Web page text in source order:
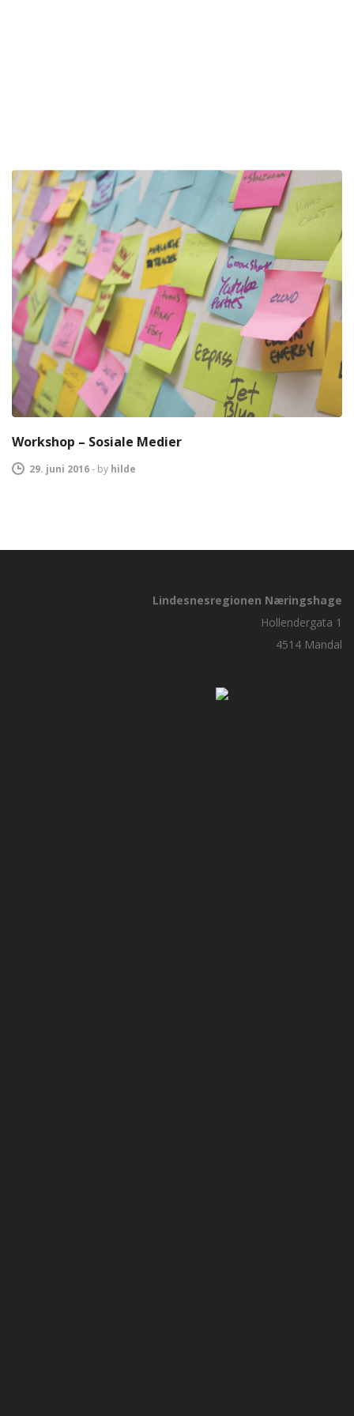
Workshop – Sosiale Medier
29. juni 2016- by hilde
Lindesnesregionen Næringshage
Hollendergata 1
4514 Mandal